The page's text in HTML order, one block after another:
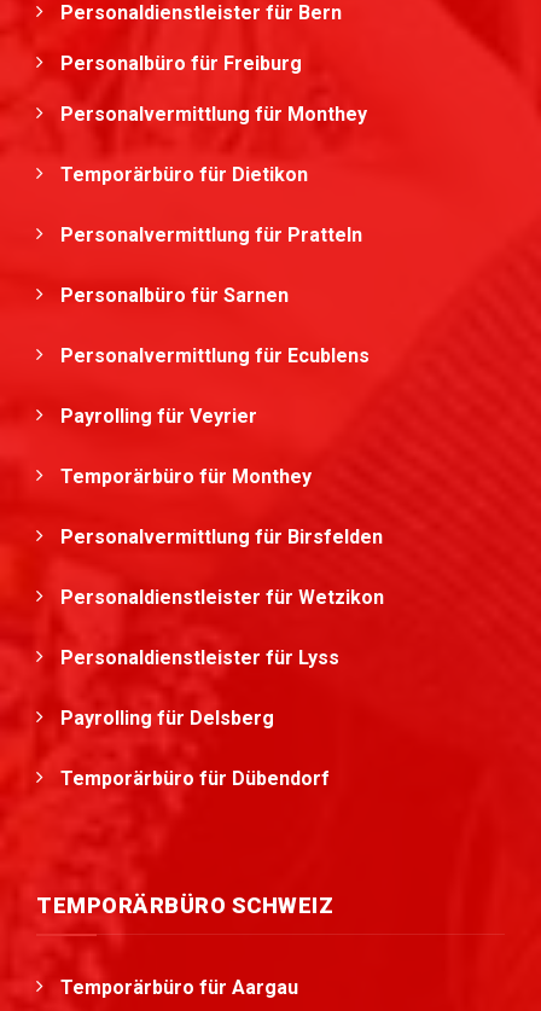
Personaldienstleister für Bern
Personalbüro für Freiburg
Personalvermittlung für Monthey
Temporärbüro für Dietikon
Personalvermittlung für Pratteln
Personalbüro für Sarnen
Personalvermittlung für Ecublens
Payrolling für Veyrier
Temporärbüro für Monthey
Personalvermittlung für Birsfelden
Personaldienstleister für Wetzikon
Personaldienstleister für Lyss
Payrolling für Delsberg
Temporärbüro für Dübendorf
TEMPORÄRBÜRO SCHWEIZ
Temporärbüro für Aargau